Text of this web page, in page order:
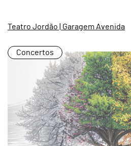
Teatro Jordão | Garagem Avenida
Concertos